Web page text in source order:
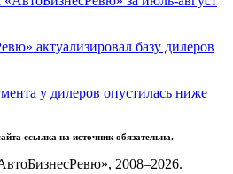
актуализировал базу дилеров
у дилеров опустилась ниже
ссылка на источник обязательна.
2008–2026.